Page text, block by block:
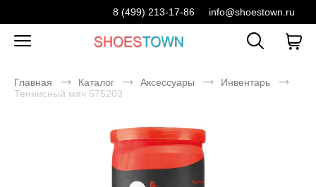
8 (499) 213-17-86 info@shoestown.ru
Главная Каталог Аксессуары
Инвентарь
Теннисный мяч 575203